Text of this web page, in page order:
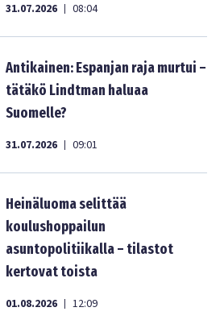
31.07.2026 | 08:04
Antikainen: Espanjan raja murtui –
tätäkö Lindtman haluaa
Suomelle?
31.07.2026 | 09:01
Heinäluoma selittää
koulushoppailun
asuntopolitiikalla – tilastot
kertovat toista
01.08.2026 | 12:09